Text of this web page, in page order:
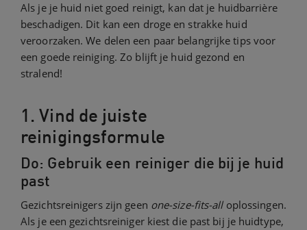
Als je je huid niet goed reinigt, kan dat je huidbarrière
beschadigen. Dit kan een droge en strakke huid
veroorzaken. We delen een paar belangrijke tips voor
een goede reiniging. Zo blijft je huid gezond en
stralend!
1. Vind de juiste
reinigingsformule
Do: Gebruik een reiniger die bij je huid
past
Gezichtsreinigers zijn geen one-size-fits-alloplossingen.
Als je een gezichtsreiniger kiest die past bij je huidtype,